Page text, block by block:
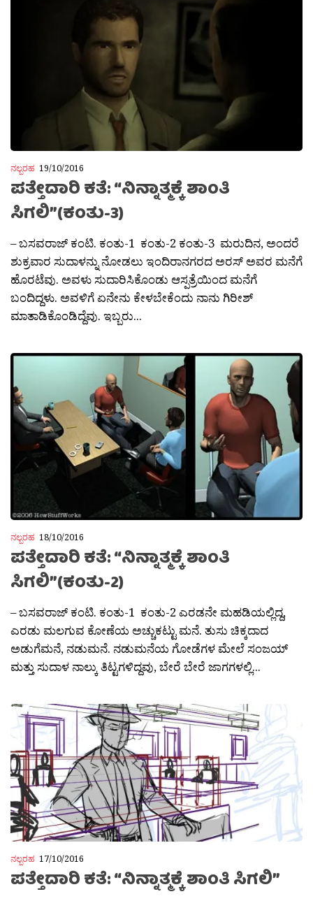
ನಲ್ಬರಹ 19/10/2016
ಪತ್ತೇದಾರಿ ಕತೆ: “ನಿನ್ನಾತ್ಮಕ್ಕೆ ಶಾಂತಿ
ಸಿಗಲಿ”(ಕಂತು-3)
– ಬಸವರಾಜ್ ಕಂಟಿ. ಕಂತು-1 ಕಂತು-2 ಕಂತು-3 ಮರುದಿನ, ಅಂದರೆ
ಶುಕ್ರವಾರ ಸುದಾಳನ್ನು ನೋಡಲು ಇಂದಿರಾನಗರದ ಅರಸ್ ಅವರ ಮನೆಗೆ
ಹೊರಟೆವು. ಅವಳು ಸುದಾರಿಸಿಕೊಂಡು ಆಸ್ಪತ್ರೆಯಿಂದ ಮನೆಗೆ
ಬಂದಿದ್ದಳು. ಅವಳಿಗೆ ಏನೇನು ಕೇಳಬೇಕೆಂದು ನಾನು ಗಿರೀಶ್
ಮಾತಾಡಿಕೊಂಡಿದ್ದೆವು. ಇಬ್ಬರು...
ನಲ್ಬರಹ 18/10/2016
ಪತ್ತೇದಾರಿ ಕತೆ: “ನಿನ್ನಾತ್ಮಕ್ಕೆ ಶಾಂತಿ
ಸಿಗಲಿ”(ಕಂತು-2)
– ಬಸವರಾಜ್ ಕಂಟಿ. ಕಂತು-1 ಕಂತು-2 ಎರಡನೇ ಮಹಡಿಯಲ್ಲಿದ್ದ,
ಎರಡು ಮಲಗುವ ಕೋಣೆಯ ಅಚ್ಚುಕಟ್ಟು ಮನೆ. ತುಸು ಚಿಕ್ಕದಾದ
ಅಡುಗೆಮನೆ, ನಡುಮನೆ. ನಡುಮನೆಯ ಗೋಡೆಗಳ ಮೇಲೆ ಸಂಜಯ್
ಮತ್ತು ಸುದಾಳ ನಾಲ್ಕು ತಿಟ್ಟಗಳಿದ್ದವು, ಬೇರೆ ಬೇರೆ ಜಾಗಗಳಲ್ಲಿ...
ನಲ್ಬರಹ 17/10/2016
ಪತ್ತೇದಾರಿ ಕತೆ: “ನಿನ್ನಾತ್ಮಕ್ಕೆ ಶಾಂತಿ ಸಿಗಲಿ”